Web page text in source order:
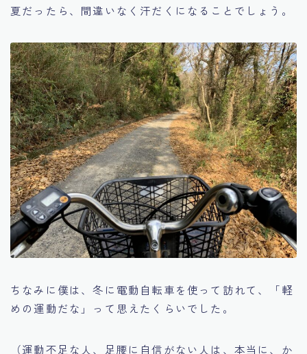
夏だったら、間違いなく汗だくになることでしょう。
ちなみに僕は、冬に電動自転車を使って訪れて、「軽
めの運動だな」って思えたくらいでした。
（運動不足な人、足腰に自信がない人は、本当に、か